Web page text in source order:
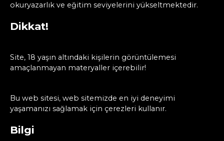
okuryazarlık ve eğitim seviyelerini yükseltmektedir.
Dikkat!
Site, 18 yaşın altındaki kişilerin görüntülemesi
amaçlanmayan materyaller içerebilir!
Bu web sitesi, web sitemizde en iyi deneyimi
yaşamanızı sağlamak için çerezleri kullanır.
Bilgi